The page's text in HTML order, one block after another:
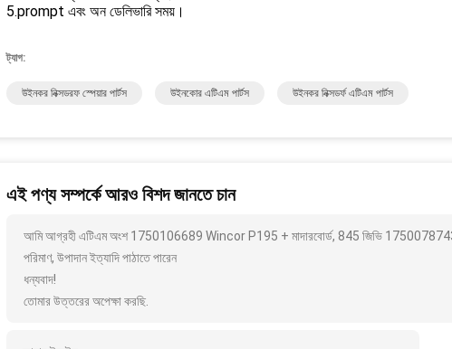
5.prompt এবং অন ডেলিভারি সময়।
ট্যাগ:
উইনকর নিক্সডরফ স্পেয়ার পার্টস উইনকোর এটিএম পার্টস উইনকর নিক্সডর্ফ এটিএম পার্টস
এই পণ্য সম্পর্কে আরও বিশদ জানতে চান
আমি আগ্রহী এটিএম অংশ 1750106689 Wincor P195 + মাদারবোর্ড, 845 জিভি
পরিমাণ, উপাদান ইত্যাদি পাঠাতে পারেন
ধন্যবাদ!
তোমার উত্তরের অপেক্ষা করছি.